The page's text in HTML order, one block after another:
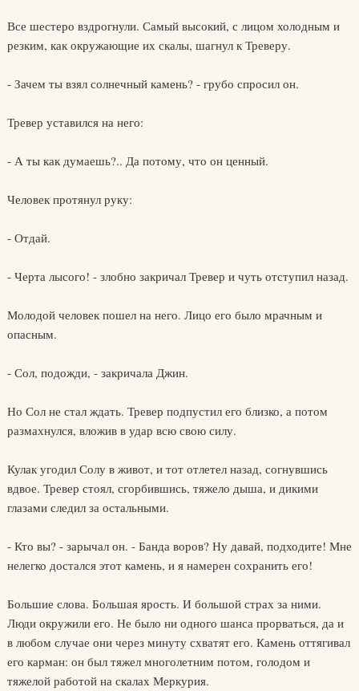
Все шестеро вздрогнули. Самый высокий, с лицом холодным и
резким, как окружающие их скалы, шагнул к Треверу.
- Зачем ты взял солнечный камень? - грубо спросил он.
Тревер уставился на него:
- А ты как думаешь?.. Да потому, что он ценный.
Человек протянул руку:
- Отдай.
- Черта лысого! - злобно закричал Тревер и чуть отступил назад.
Молодой человек пошел на него. Лицо его было мрачным и
опасным.
- Сол, подожди, - закричала Джин.
Но Сол не стал ждать. Тревер подпустил его близко, а потом
размахнулся, вложив в удар всю свою силу.
Кулак угодил Солу в живот, и тот отлетел назад, согнувшись
вдвое. Тревер стоял, сгорбившись, тяжело дыша, и дикими
глазами следил за остальными.
- Кто вы? - зарычал он. - Банда воров? Ну давай, подходите! Мне
нелегко достался этот камень, и я намерен сохранить его!
Большие слова. Большая ярость. И большой страх за ними.
Люди окружили его. Не было ни одного шанса прорваться, да и
в любом случае они через минуту схватят его. Камень оттягивал
его карман: он был тяжел многолетним потом, голодом и
тяжелой работой на скалах Меркурия.